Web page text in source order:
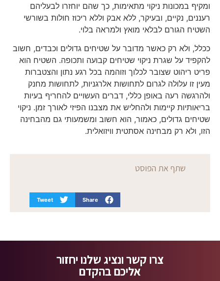
ומקיף במכונות ניקוי מתאימות, כך שהם יוחזרו לבעליהם
רעננים, נקיים, ובעיקר, ללא אבק וללא ריכוז חולות בשורשי
השטיח הגורם לבלאי מואץ ולמראה בלוי.
ככלל, ולא רק כאשר מדובר על שטיחים גדולים וכבדים, חשוב
להקפיד על שגרת ניקוי שטיחים קבועה ותכופה. השטיח הוא
פריט ריהוט שצובר לכלוך וזוהמה בכל רגע נתון והצטברות
מעין זו עלולה לגרום לתחושות אלרגניות, לתחושות מחנק
ולהרגשה רעה באופן כללי, דברים העשויים להחריף בעיות
בריאותיות קיימות ולהחליש את מצבנו הפיזי לאורך זמן. ניקוי
שטיחים גדולים, כאמור, הוא חשוב ומשמעותי גם מהבחינה
הזו, ולא רק מבחינה אסתטית וויזואלית.
שתף את הפוסט
Share
Tweet
צרו קשר ונציג שלנו יחזור
אליכם בהקדם